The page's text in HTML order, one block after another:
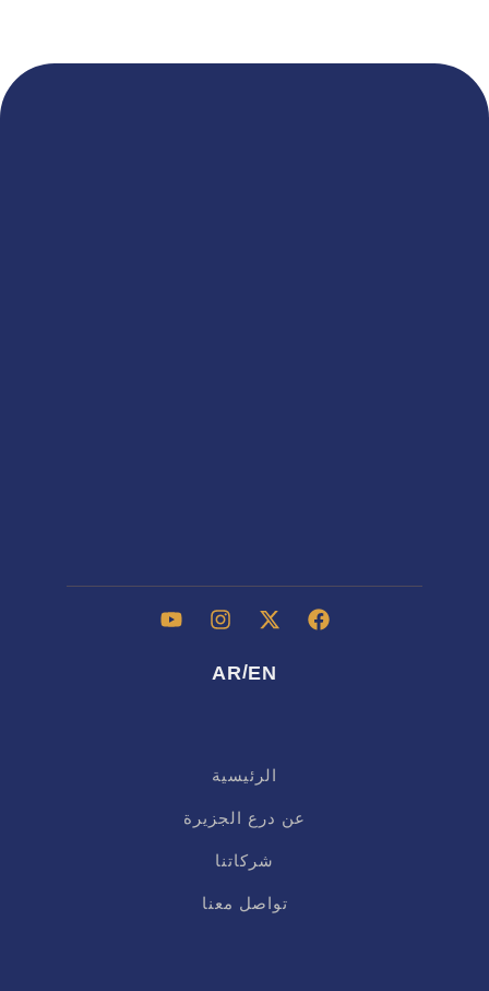
EN
/
AR
الرئيسية
عن درع الجزيرة
شركاتنا
تواصل معنا